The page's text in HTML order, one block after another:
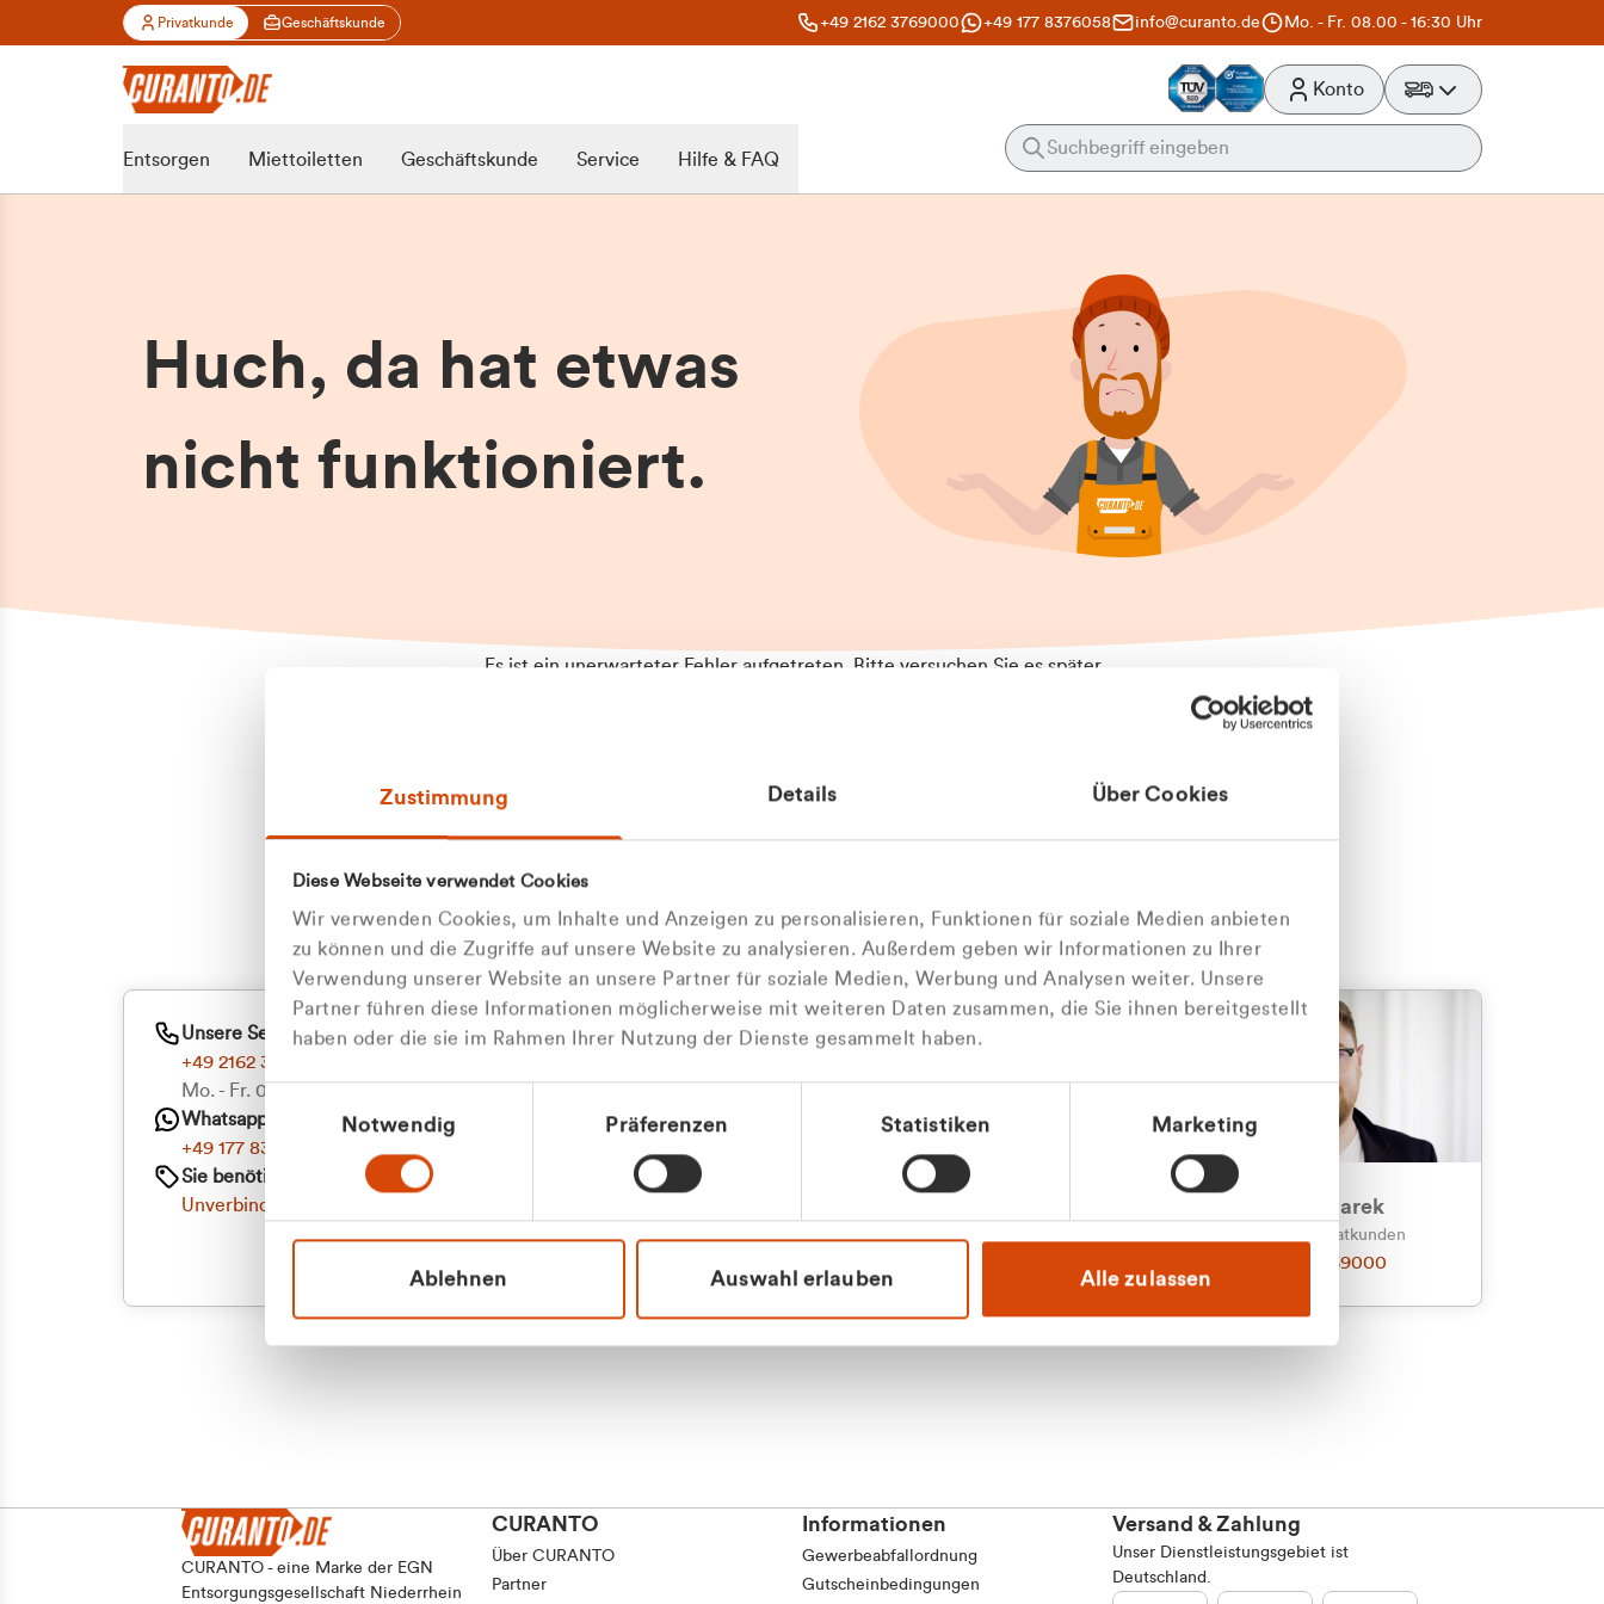
Zustimmung Details Über Cookies
Diese Webseite verwendet Cookies
Wir verwenden Cookies, um Inhalte und Anzeigen zu personalisieren, Funktionen für soziale Medien anbieten
zu können und die Zugriffe auf unsere Website zu analysieren. Außerdem geben wir Informationen zu Ihrer
Verwendung unserer Website an unsere Partner für soziale Medien, Werbung und Analysen weiter. Unsere
Partner führen diese Informationen möglicherweise mit weiteren Daten zusammen, die Sie ihnen bereitgestellt
haben oder die sie im Rahmen Ihrer Nutzung der Dienste gesammelt haben.
Einwilligungsauswahl
Notwendig Präferenzen Statistiken Marketing
Ablehnen Auswahl erlauben Alle zulassen
Privatkunde Geschäftskunde +49 2162 3769000 +49 177 8376058 info@curanto.de Mo. - Fr. 08.00 - 16:30 Uhr
Zu welcher
Kundengruppe
gehören Sie?
Privatkunde (inkl. MwSt.)
Geschäftskunde (exkl. MwSt.)
Konto
Entsorgen Miettoiletten Geschäftskunde Service Hilfe & FAQ
Huch, da hat etwas
nicht funktioniert.
Es ist ein unerwarteter Fehler aufgetreten. Bitte versuchen Sie es später
aufgetretenen Fehler an. Wir entschuldigen uns für eventuelle
Unannehmlichkeiten.
Zum Abfallberater
Oder kontaktieren Sie uns persönlich
Wir sind gerne für Sie da
Unsere Service-Hotline
+49 2162 3769000
Mo. - Fr. 08.00 - 16:30 Uhr
Whatsapp
+49 177 8376058
Sie benötigen ein individuelles Angebot?
Unverbindliche Anfrage stellen
Julian Marek
Vertrieb - Privatkunden
0216 237 69000
CURANTO - eine Marke der EGN
Entsorgungsgesellschaft Niederrhein
CURANTO
Über CURANTO
Partner
Informationen
Gewerbeabfallordnung
Gutscheinbedingungen
Versand & Zahlung
Unser Dienstleistungsgebiet ist
Deutschland.